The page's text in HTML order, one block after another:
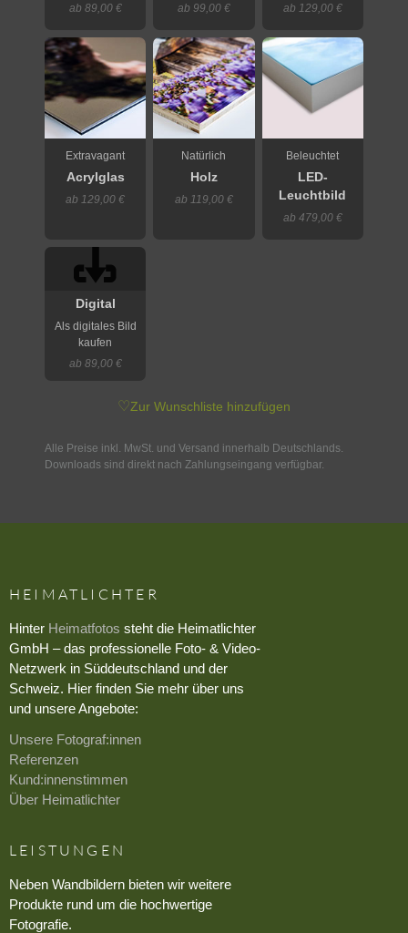
ab 89,00 € ab 99,00 € ab 129,00 €
Extravagant
Acrylglas
ab 129,00 €
Natürlich
Holz
ab 119,00 €
Beleuchtet
LED-
Leuchtbild
ab 479,00 €
Digital
Als digitales Bild
kaufen
ab 89,00 €
♡Zur Wunschliste hinzufügen
Alle Preise inkl. MwSt. und Versand innerhalb Deutschlands.
Downloads sind direkt nach Zahlungseingang verfügbar.
HEIMATLICHTER
Hinter Heimatfotos steht die Heimatlichter
GmbH – das professionelle Foto- & Video-
Netzwerk in Süddeutschland und der
Schweiz. Hier finden Sie mehr über uns
und unsere Angebote:
Unsere Fotograf:innen
Referenzen
Kund:innenstimmen
Über Heimatlichter
LEISTUNGEN
Neben Wandbildern bieten wir weitere
Produkte rund um die hochwertige
Fotografie.